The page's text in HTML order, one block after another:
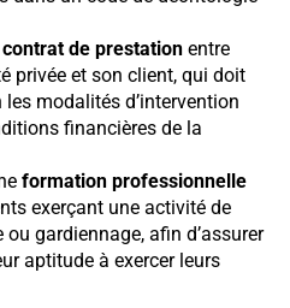
contrat de prestation entre
privée et son client, qui doit
modalités d’intervention
financières de la
formation professionnelle
exerçant une activité de
gardiennage, afin d’assurer
aptitude à exercer leurs